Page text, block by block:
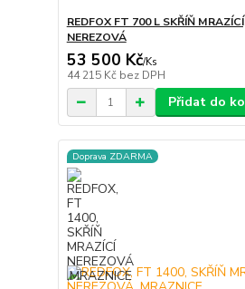
REDFOX FT 700 L SKŘÍŇ
NEREZOVÁ
53 500 Kč/Ks
44 215 Kč bez DPH
Přidat do
Doprava ZDARMA